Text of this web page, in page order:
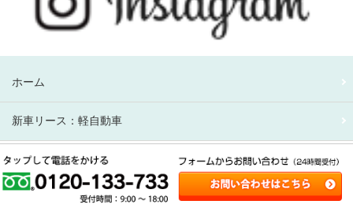
ホーム
新車リース：軽自動車
新車リース：アルファード